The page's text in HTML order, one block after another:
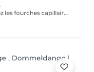
Ciseaux chauffants Carecut : prévenez les fourches capillaires grâce aux lames chauffantes. En effet, la chaleur apportée par les lames chauffantes permet aux substances hydratantes et nutritives présentes dans les fibres capillaires, ainsi qu'aux pigments, de rester à l'intérieur de celle-ci. Le cheveu cicatrise ainsi immédiatement, croit en résistance et garde une forme belle et une texture douce. Brushing non compris